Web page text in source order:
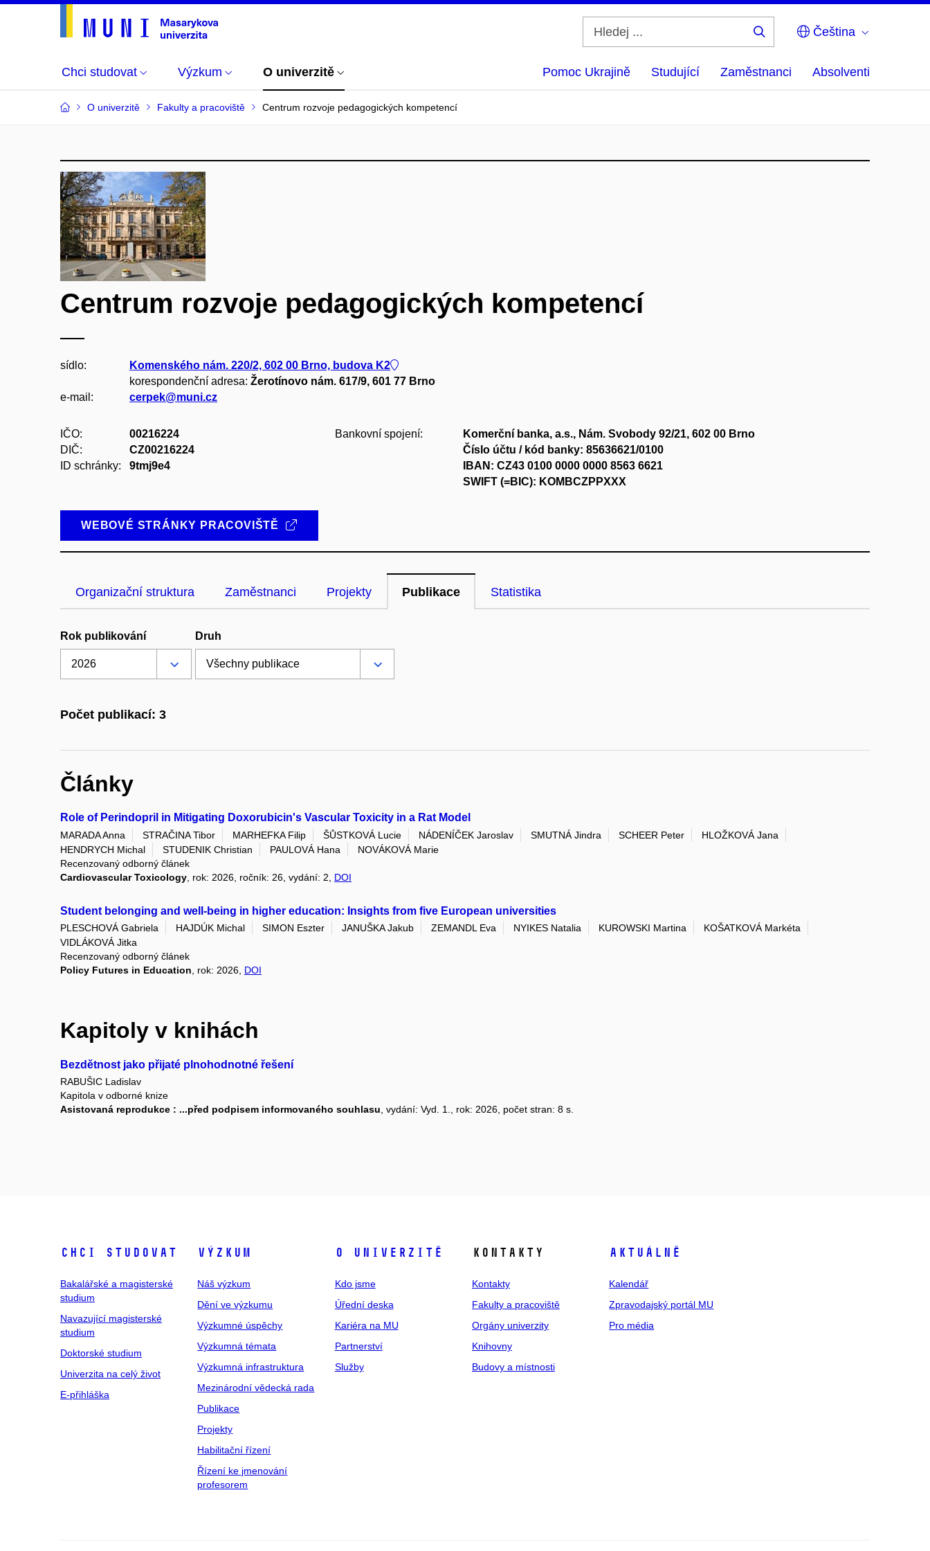
Čeština
Chci studovat Výzkum O univerzitě Pomoc Ukrajině Studující Zaměstnanci Absolventi
O univerzitě Fakulty a pracoviště Centrum rozvoje pedagogických kompetencí
Centrum rozvoje pedagogických kompetencí
sídlo:
Komenského nám. 220/2, 602 00 Brno, budova K2
korespondenční adresa: Žerotínovo nám. 617/9, 601 77 Brno
e-mail:
cerpek@muni.cz
IČO:
00216224
DIČ:
CZ00216224
ID schránky:
9tmj9e4
Bankovní spojení:
Komerční banka, a.s., Nám. Svobody 92/21, 602 00 Brno
Číslo účtu / kód banky: 85636621/0100
IBAN: CZ43 0100 0000 0000 8563 6621
SWIFT (=BIC): KOMBCZPPXXX
WEBOVÉ STRÁNKY PRACOVIŠTĚ
Organizační struktura Zaměstnanci Projekty Publikace Statistika
Rok publikování Druh
Počet publikací: 3
Články
Role of Perindopril in Mitigating Doxorubicin's Vascular Toxicity in a Rat Model
MARADA Anna STRAČINA Tibor MARHEFKA Filip ŠŮSTKOVÁ Lucie NÁDENÍČEK Jaroslav SMUTNÁ Jindra SCHEER Peter
HLOŽKOVÁ Jana
HENDRYCH Michal
STUDENIK Christian PAULOVÁ Hana
NOVÁKOVÁ Marie
Recenzovaný odborný článek
Cardiovascular Toxicology , rok: 2026, ročník: 26, vydání: 2, DOI
Student belonging and well-being in higher education: Insights from five European universities
PLESCHOVÁ Gabriela HAJDÚK Michal SIMON Eszter JANUŠKA Jakub ZEMANDL Eva NYIKES Natalia KUROWSKI Martina
KOŠATKOVÁ Markéta
VIDLÁKOVÁ Jitka
Recenzovaný odborný článek
Policy Futures in Education, rok: 2026, DOI
Kapitoly v knihách
Bezdětnost jako přijaté plnohodnotné řešení
RABUŠIC Ladislav
Kapitola v odborné knize
Asistovaná reprodukce : ...před podpisem informovaného souhlasu , vydání: Vyd. 1., rok: 2026, počet stran: 8 s.
Chci studovat
Bakalářské a magisterské
studium
Navazující magisterské
studium
Doktorské studium
Univerzita na celý život
E-přihláška
Výzkum
Náš výzkum
Dění ve výzkumu
Výzkumné úspěchy
Výzkumná témata
Výzkumná infrastruktura
Mezinárodní vědecká rada
Publikace
Projekty
Habilitační řízení
Řízení ke jmenování
profesorem
O univerzitě
Kdo jsme
Úřední deska
Kariéra na MU
Partnerství
Služby
Kontakty
Kontakty
Fakulty a pracoviště
Orgány univerzity
Knihovny
Budovy a místnosti
Aktuálně
Kalendář
Zpravodajský portál MU
Pro média